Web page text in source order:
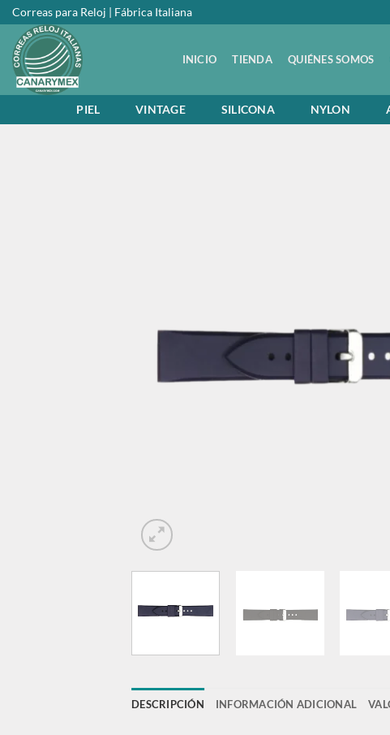
Saltar
al
contenido
Correas para Reloj | Fábrica Italiana
INICIO TIENDA QUIÉNES SOMOS
PIEL VINTAGE SILICONA NYLON
DESCRIPCIÓN INFORMACIÓN ADICIONAL